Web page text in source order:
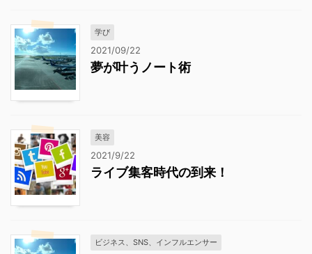
学び
2021/09/22
夢が叶うノート術
美容
2021/9/22
ライブ集客時代の到来！
ビジネス、SNS、インフルエンサー